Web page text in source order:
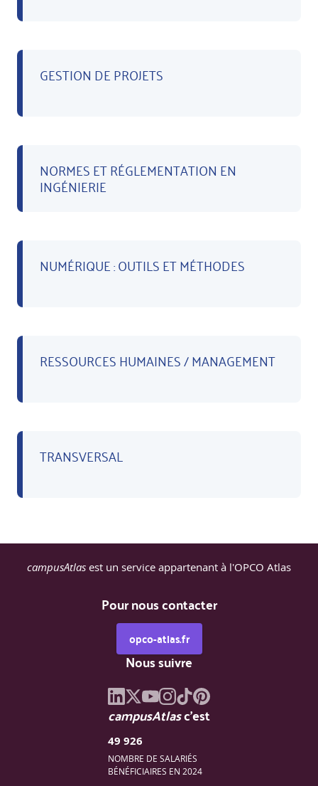
GESTION DE PROJETS
NORMES ET RÉGLEMENTATION EN
INGÉNIERIE
NUMÉRIQUE : OUTILS ET MÉTHODES
RESSOURCES HUMAINES / MANAGEMENT
TRANSVERSAL
campusAtlas est un service appartenant à l'OPCO Atlas
Pour nous contacter
opco-atlas.fr
Nous suivre
campusAtlasc'est
49 926
NOMBRE DE SALARIÉS
BÉNÉFICIAIRES EN 2024